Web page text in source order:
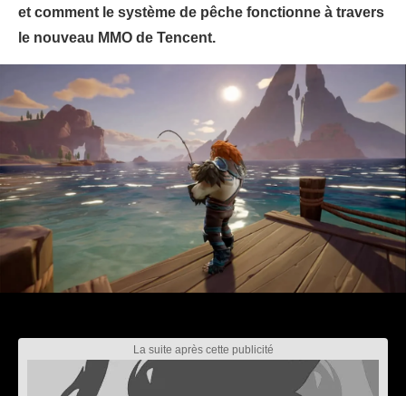
et comment le système de pêche fonctionne à travers
le nouveau MMO de Tencent.